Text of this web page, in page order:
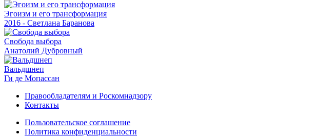
Эгоизм и его трансформация
2016 - Светлана Баранова
Свобода выбора
Анатолий Дубровный
Вальдшнеп
Ги де Мопассан
Правообладателям и Роскомнадзору
Контакты
Пользовательское соглашение
Политика конфиденциальности